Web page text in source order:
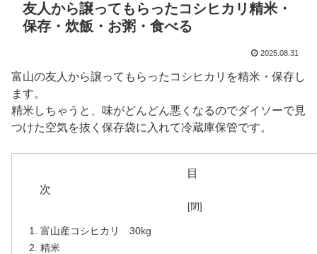
友人から譲ってもらったコシヒカリ精米・
保存・炊飯・お粥・食べる
2025.08.31
富山の友人から譲ってもらったコシヒカリを精米・保存し
ます。
精米しちゃうと、味がどんどん悪くなるのでダイソーで見
つけた空気を抜く保存袋に入れて冷蔵庫保管です。
目
富山産コシヒカリ 30kg
精米